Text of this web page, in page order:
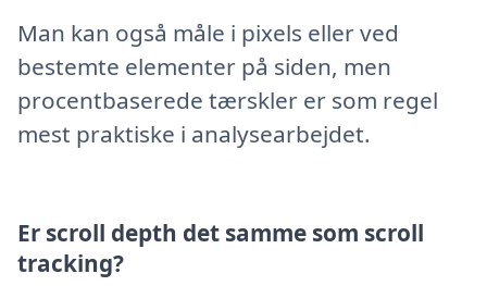
Man kan også måle i pixels eller ved
bestemte elementer på siden, men
procentbaserede tærskler er som regel
mest praktiske i analysearbejdet.
Er scroll depth det samme som scroll
tracking?